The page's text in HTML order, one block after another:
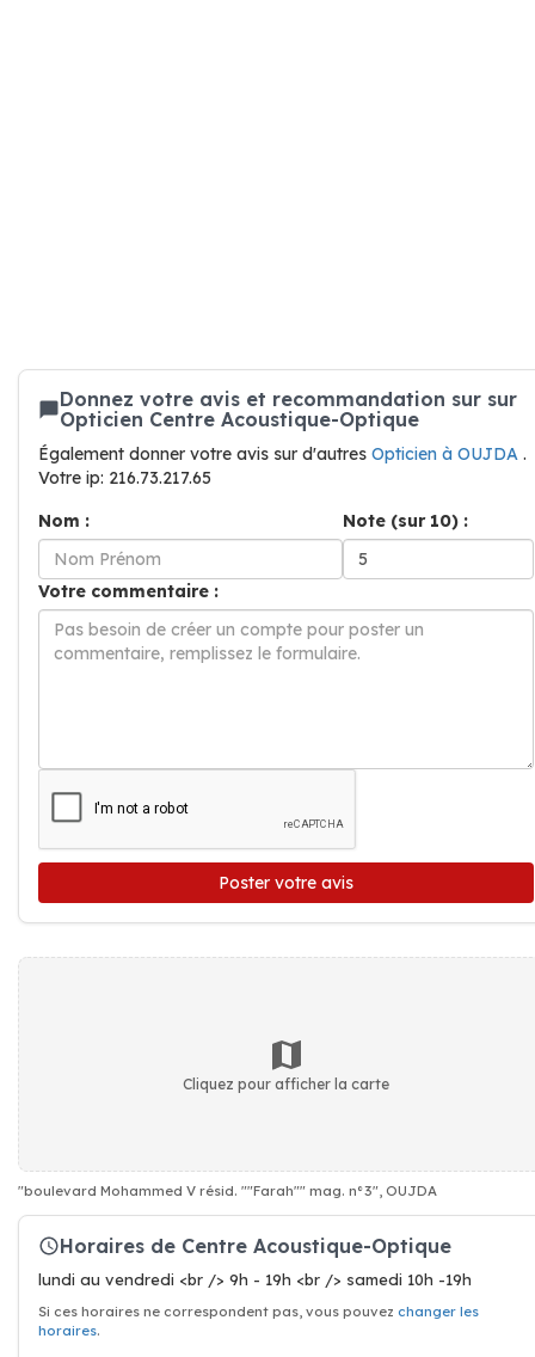
Donnez votre avis et recommandation sur sur
Opticien Centre Acoustique-Optique
Également donner votre avis sur d'autres Opticien à OUJDA .
Votre ip: 216.73.217.65
Nom :
Note (sur 10) :
Votre commentaire :
Poster votre avis
Cliquez pour afficher la carte
"boulevard Mohammed V résid. ""Farah"" mag. n°3", OUJDA
Horaires de Centre Acoustique-Optique
lundi au vendredi <br /> 9h - 19h <br /> samedi 10h -19h
Si ces horaires ne correspondent pas, vous pouvez changer les
horaires.